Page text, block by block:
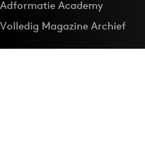
Adformatie Academy
Volledig Magazine Archief